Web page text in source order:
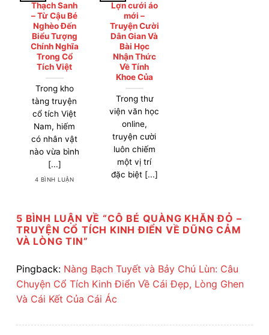
Thạch Sanh
– Từ Cậu Bé
Nghèo Đến
Biểu Tượng
Chính Nghĩa
Trong Cổ
Tích Việt
Trong kho
tàng truyện
cổ tích Việt
Nam, hiếm
có nhân vật
nào vừa bình
[...]
4 BÌNH LUẬN
Lợn cưới áo
mới –
Truyện Cười
Dân Gian Và
Bài Học
Nhận Thức
Về Tính
Khoe Của
Trong thư
viện văn học
online,
truyện cười
luôn chiếm
một vị trí
đặc biệt [...]
5 BÌNH LUẬN VỀ “CÔ BÉ QUÀNG KHĂN ĐỎ –
TRUYỆN CỔ TÍCH KINH ĐIỂN VỀ DŨNG CẢM
VÀ LÒNG TIN”
Pingback: Nàng Bạch Tuyết và Bảy Chú Lùn: Câu
Chuyện Cổ Tích Kinh Điển Về Cái Đẹp, Lòng Ghen
Và Cái Kết Của Cái Ác